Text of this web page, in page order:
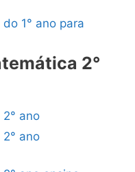
1° ano para
2°
ano
ano